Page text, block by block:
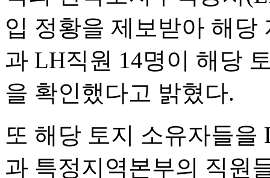
입 정황을 제보받아 해당
과 LH직원 14명이 해당
을 확인했다고 밝혔다.
또 해당 토지 소유자들
과 특정지역본부의 직원